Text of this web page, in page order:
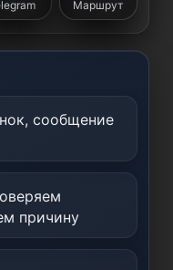
Маршрут
сообщение
причину